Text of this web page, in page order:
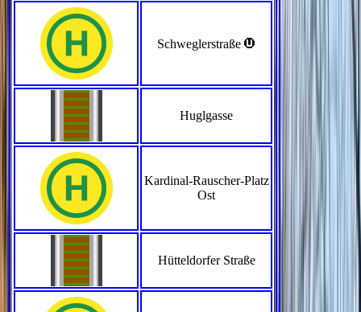
Schweglerstraße >
Huglgasse
Kardinal-Rauscher-Platz
Ost
Hütteldorfer Straße